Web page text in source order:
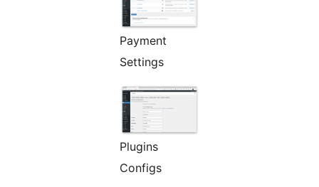
Payment
Settings
Plugins
Configs